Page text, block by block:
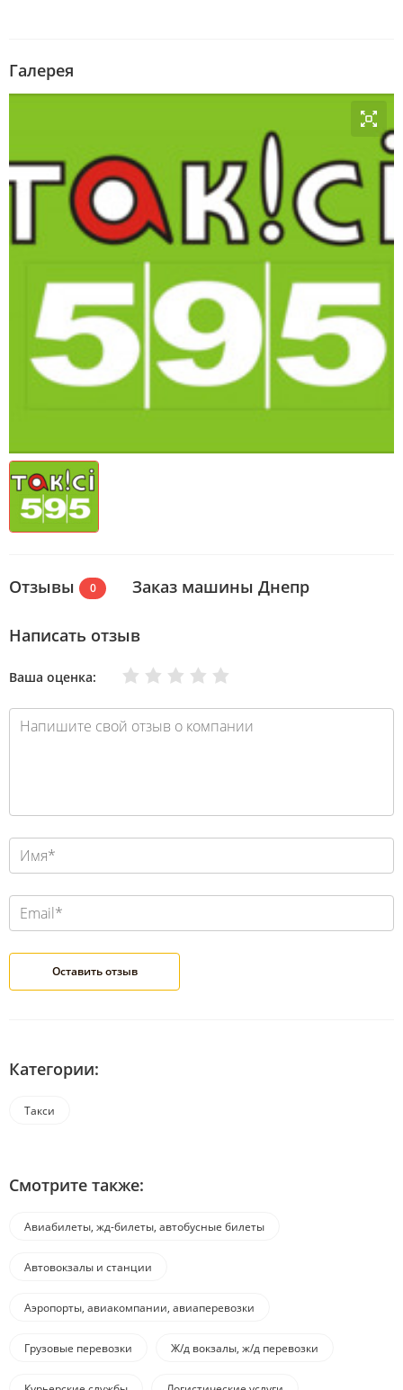
Галерея
Отзывы 0 Заказ машины Днепр
Написать отзыв
Ваша оценка: Отлично
Хорошо
Нормально
Плохо
Очень плохо
Категории:
Такси
Смотрите также:
Авиабилеты, жд-билеты, автобусные билеты
Автовокзалы и станции
Аэропорты, авиакомпании, авиаперевозки
Грузовые перевозки Ж/д вокзалы, ж/д перевозки